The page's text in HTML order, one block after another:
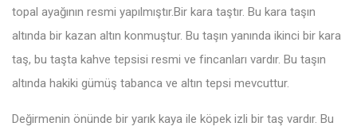
topal ayağının resmi yapılmıştır.Bir kara taştır. Bu kara taşın
altında bir kazan altın konmuştur. Bu taşın yanında ikinci bir kara
taş, bu taşta kahve tepsisi resmi ve fincanları vardır. Bu taşın
altında hakiki gümüş tabanca ve altın tepsi mevcuttur.
Değirmenin önünde bir yarık kaya ile köpek izli bir taş vardır. Bu